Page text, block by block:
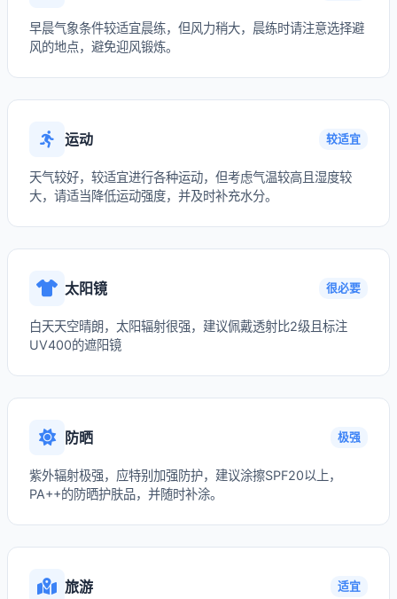
早晨气象条件较适宜晨练，但风力稍大，晨练时请注意选择避
风的地点，避免迎风锻炼。
运动 较适宜
天气较好，较适宜进行各种运动，但考虑气温较高且湿度较
大，请适当降低运动强度，并及时补充水分。
太阳镜 很必要
白天天空晴朗，太阳辐射很强，建议佩戴透射比2级且标注
UV400的遮阳镜
防晒 极强
紫外辐射极强，应特别加强防护，建议涂擦SPF20以上，
PA++的防晒护肤品，并随时补涂。
旅游 适宜